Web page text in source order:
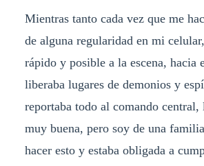
Mientras tanto cada vez que me
de alguna regularidad en mi
rápido y posible a la escena, hacia
liberaba lugares de demonios y
reportaba todo al comando central,
muy buena, pero soy de una
hacer esto y estaba obligada a